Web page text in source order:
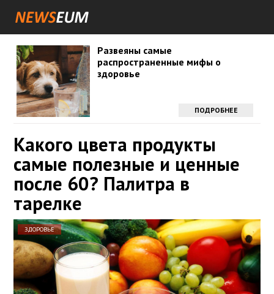
Развеяны самые
распространенные мифы о
здоровье
ПОДРОБНЕЕ
Какого цвета продукты
самые полезные и ценные
после 60? Палитра в
тарелке
ЗДОРОВЬЕ